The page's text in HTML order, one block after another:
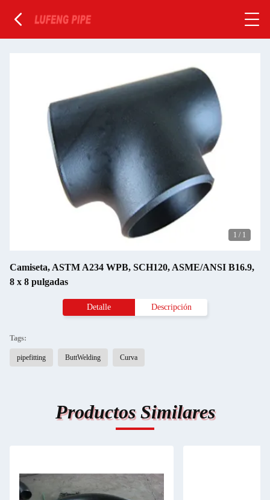
1 / 1
Camiseta, ASTM A234 WPB, SCH120, ASME/ANSI B16.9,
8 x 8 pulgadas
Detalle Descripción
Tags:
pipefitting ButtWelding Curva
Productos Similares